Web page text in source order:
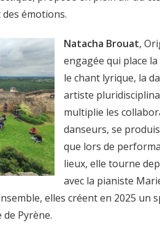
émotions.
Natacha Brouat,
engagée qui place
le chant lyrique, la
artiste
multiplie les
danseurs, se
que lors de
lieux, elle tourne
avec la pianiste
elles créent en 2025 un
Pyrène.